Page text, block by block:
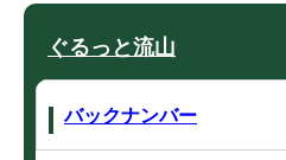
ぐるっと流山
バックナンバー